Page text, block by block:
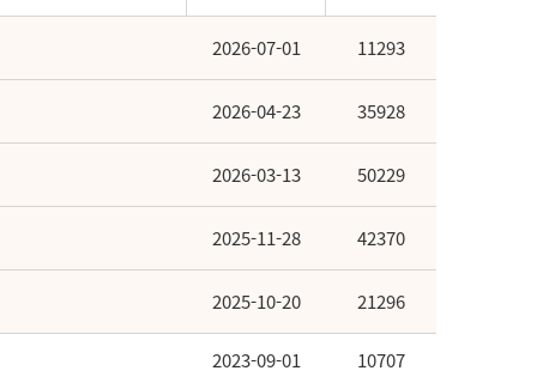
2026-07-01 11293
2026-04-23 35928
2026-03-13 50229
2025-11-28 42370
2025-10-20 21296
2023-09-01 10707